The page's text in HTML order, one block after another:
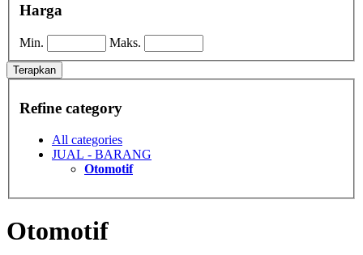
Harga
Min. Maks.
Terapkan
Refine category
All categories
JUAL - BARANG
Otomotif
Otomotif